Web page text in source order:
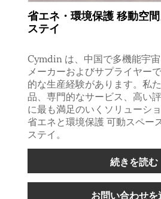
省エネ・環境保護 移動空
ステイ
Cymdin は、中国で多機能宇
メーカーおよびサプライヤー
的な生産経験があります。私
品、専門的なサービス、高い
に最も満足のいくソリューシ
省エネと環境保護 可動スペー
ステイ。
続きを読む
お問い合わせ